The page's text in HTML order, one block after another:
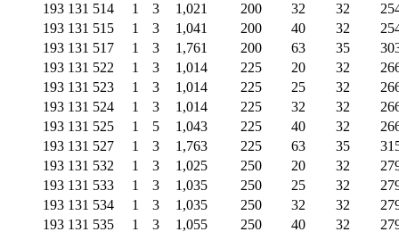
193 131 514
1 3 1,021 200 32 32
193 131 515
1 3 1,041 200 40 32
193 131 517
1 3 1,761 200 63 35
193 131 522
1 3 1,014 225 20 32
193 131 523
1 3 1,014 225 25 32
193 131 524
1 3 1,014 225 32 32
193 131 525
1 5 1,043 225 40 32
193 131 527
1 3 1,763 225 63 35
193 131 532
1 3 1,025 250 20 32
193 131 533
1 3 1,035 250 25 32
193 131 534
1 3 1,035 250 32 32
193 131 535
1 3 1,055 250 40 32